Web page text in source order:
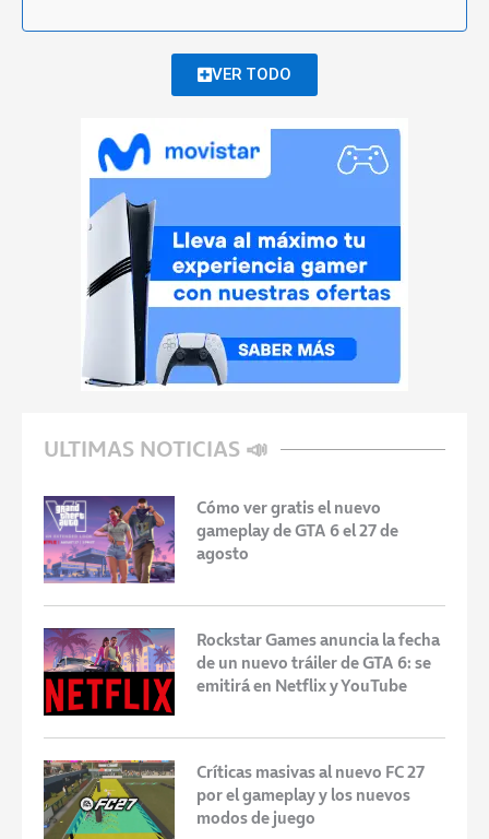
VER TODO
ULTIMAS NOTICIAS 📣
Cómo ver gratis el nuevo
gameplay de GTA 6 el 27 de
agosto
Rockstar Games anuncia la fecha
de un nuevo tráiler de GTA 6: se
emitirá en Netflix y YouTube
Críticas masivas al nuevo FC 27
por el gameplay y los nuevos
modos de juego